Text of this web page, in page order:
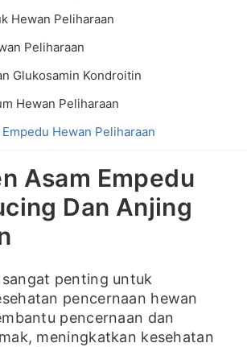
Hewan Peliharaan
Peliharaan
Glukosamin Kondroitin
Hewan Peliharaan
Hewan Peliharaan
Asam Empedu
Dan Anjing
penting untuk
pencernaan hewan
pencernaan dan
meningkatkan kesehatan